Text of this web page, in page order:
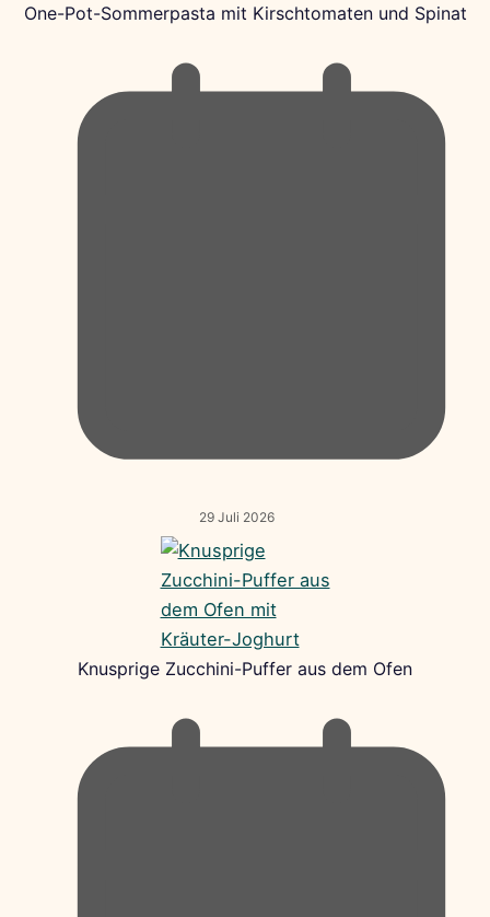
One-Pot-Sommerpasta mit Kirschtomaten und Spinat
29 Juli 2026
Knusprige Zucchini-Puffer aus dem Ofen